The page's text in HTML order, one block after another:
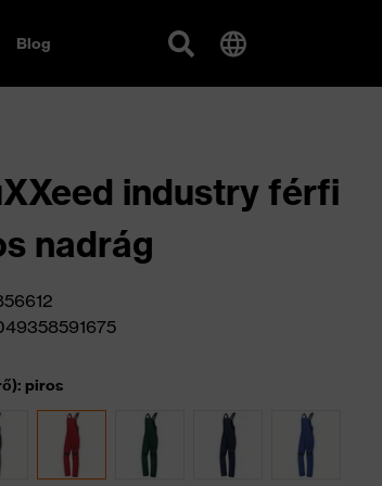
Blog
industry férfi
nadrág
piros